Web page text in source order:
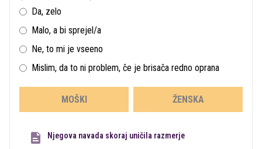
Da, zelo
Malo, a bi sprejel/a
Ne, to mi je vseeno
Mislim, da to ni problem, če je brisača redno oprana
MOŠKI ŽENSKA
Njegova navada skoraj uničila razmerje